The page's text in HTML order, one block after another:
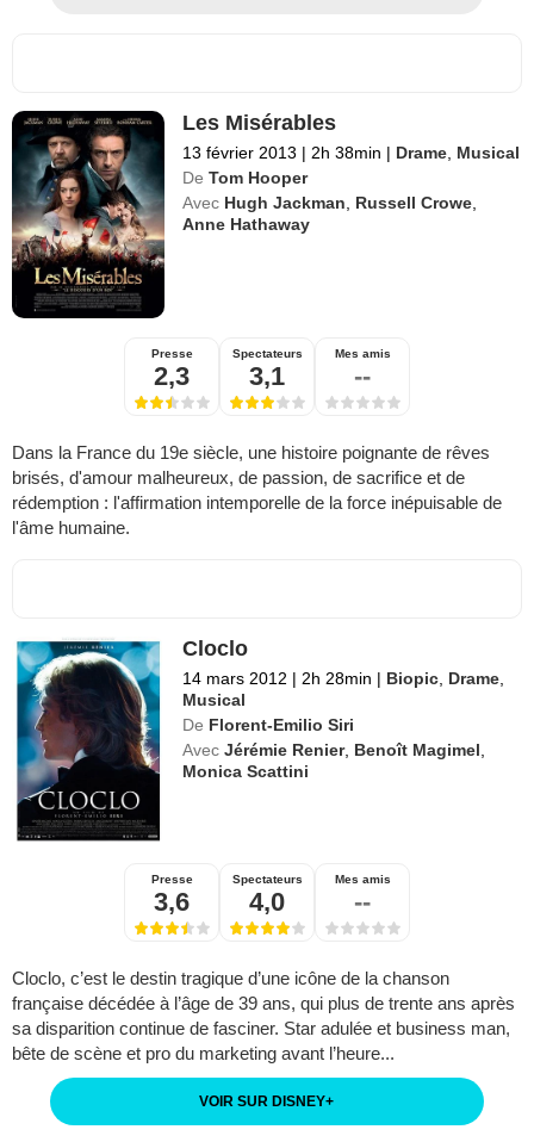
Les Misérables
13 février 2013 | 2h 38min | Drame Musical
De Tom Hooper
Avec Hugh Jackman Russell Crowe
Anne Hathaway
Presse
2,3
Spectateurs
3,1
Mes amis
--
Dans la France du 19e siècle, une histoire poignante de rêves
brisés, d'amour malheureux, de passion, de sacrifice et de
rédemption : l'affirmation intemporelle de la force inépuisable de
l'âme humaine.
Cloclo
14 mars 2012 | 2h 28min | Biopic Drame
Musical
De Florent-Emilio Siri
Avec Jérémie Renier, Benoît Magimel
Monica Scattini
Presse
3,6
Spectateurs
4,0
Mes amis
--
Cloclo, c’est le destin tragique d’une icône de la chanson
française décédée à l’âge de 39 ans, qui plus de trente ans après
sa disparition continue de fasciner. Star adulée et business man,
bête de scène et pro du marketing avant l’heure...
VOIR SUR DISNEY+